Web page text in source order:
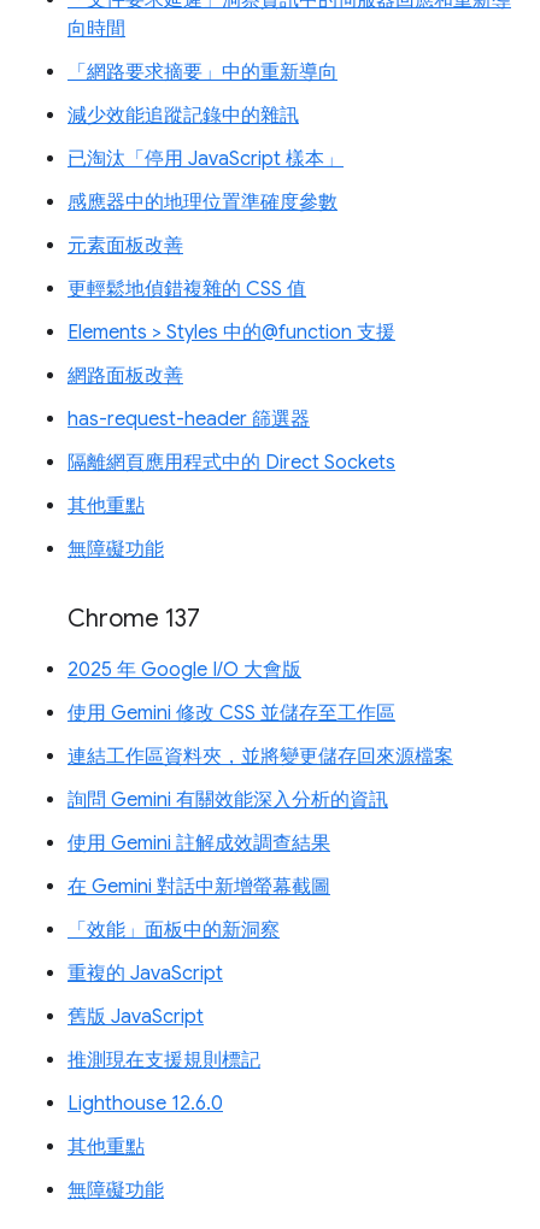
向時間
「網路要求摘要」中的重新導向
減少效能追蹤記錄中的雜訊
已淘汰「停用 JavaScript 樣本」
感應器中的地理位置準確度參數
元素面板改善
更輕鬆地偵錯複雜的 CSS 值
Elements > Styles 中的@function 支援
網路面板改善
has-request-header 篩選器
隔離網頁應用程式中的 Direct Sockets
其他重點
無障礙功能
Chrome 137
2025 年 Google I/O 大會版
使用 Gemini 修改 CSS 並儲存至工作區
連結工作區資料夾，並將變更儲存回來源檔案
詢問 Gemini 有關效能深入分析的資訊
使用 Gemini 註解成效調查結果
在 Gemini 對話中新增螢幕截圖
「效能」面板中的新洞察
重複的 JavaScript
舊版 JavaScript
推測現在支援規則標記
Lighthouse 12.6.0
其他重點
無障礙功能